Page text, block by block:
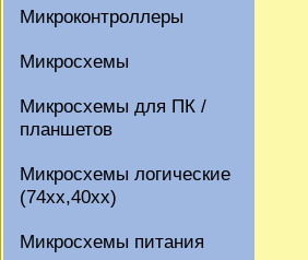
Микроконтроллеры
Микросхемы
Микросхемы для ПК /
планшетов
Микросхемы логические
(74xx,40xx)
Микросхемы питания